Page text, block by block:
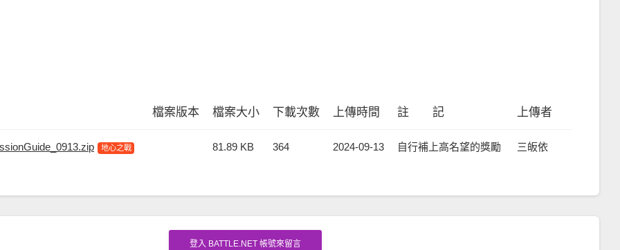
檔案版本 檔案大小 下載次數 上傳時間 註 記 上傳者
地心之戰 81.89 KB 364 2024-09-13 自行補上高名望的獎勵 三皈依
登入 BATTLE.NET 帳號來留言